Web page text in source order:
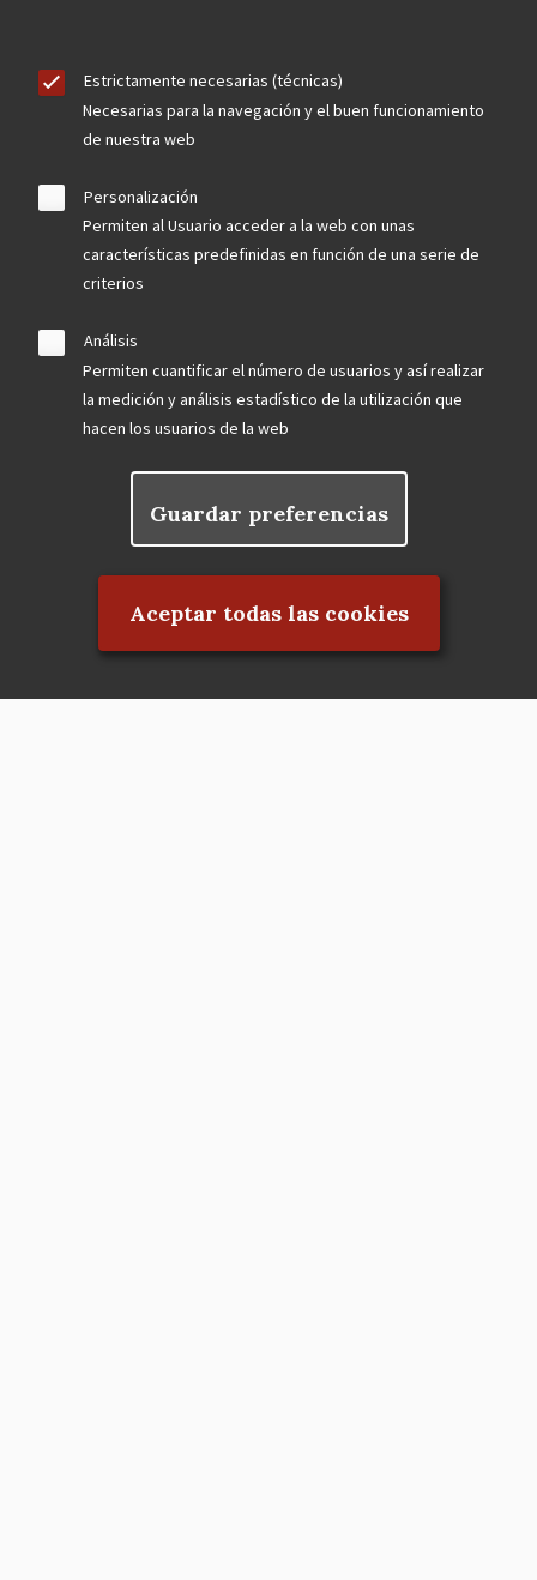
Estrictamente necesarias (técnicas)
Necesarias para la navegación y el buen funcionamiento
de nuestra web
Personalización
Permiten al Usuario acceder a la web con unas
características predefinidas en función de una serie de
criterios
Análisis
Permiten cuantificar el número de usuarios y así realizar
la medición y análisis estadístico de la utilización que
hacen los usuarios de la web
Guardar preferencias
Aceptar todas las cookies